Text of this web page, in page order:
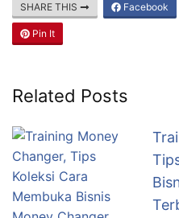
SHARE THIS Facebook
Pin It
Related Posts